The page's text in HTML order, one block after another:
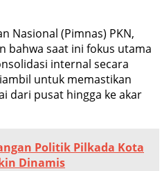
Nasional (Pimnas) PKN,
bahwa saat ini fokus utama
internal secara
untuk memastikan
dari pusat hingga ke akar
Politik Pilkada Kota
Dinamis